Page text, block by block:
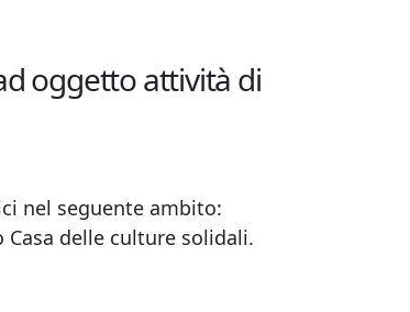
oggetto attività di
nel seguente ambito:
delle culture solidali.